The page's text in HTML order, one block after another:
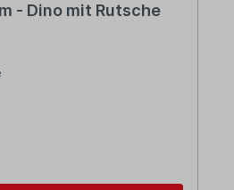
- Dino mit Rutsche